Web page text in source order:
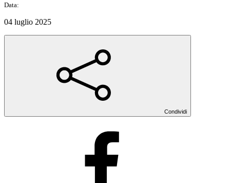
Data:
04 luglio 2025
Condividi